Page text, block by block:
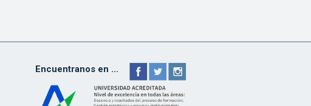
Encuentranos en ...